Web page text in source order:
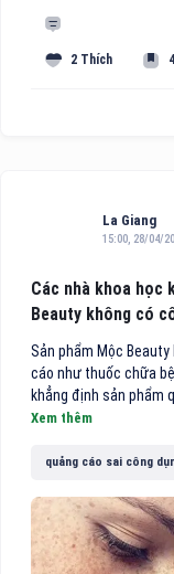
2 Thích
La Giang
15:00, 28/04/
Các nhà khoa học
Beauty không có
Sản phẩm Mộc
cáo như thuốc chữa
khẳng định sản phẩm
Xem thêm
quảng cáo sai công